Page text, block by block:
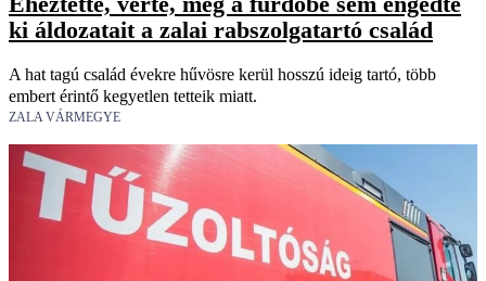
ki áldozatait a zalai rabszolgatartó család
A hat tagú család évekre hűvösre kerül hosszú ideig tartó, több
embert érintő kegyetlen tetteik miatt.
ZALA VÁRMEGYE